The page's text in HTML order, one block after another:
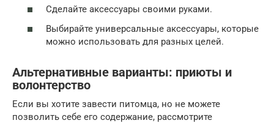
Сделайте аксессуары своими руками.
Выбирайте универсальные аксессуары, которые
можно использовать для разных целей.
Альтернативные варианты: приюты и
волонтерство
Если вы хотите завести питомца, но не можете
позволить себе его содержание, рассмотрите